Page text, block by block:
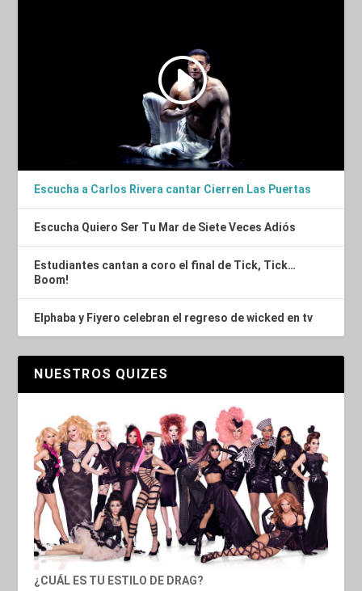
Escucha a Carlos Rivera cantar Cierren Las Puertas
Escucha Quiero Ser Tu Mar de Siete Veces Adiós
Estudiantes cantan a coro el final de Tick, Tick…
Boom!
Elphaba y Fiyero celebran el regreso de wicked en tv
NUESTROS QUIZES
¿CUÁL ES TU ESTILO DE DRAG?